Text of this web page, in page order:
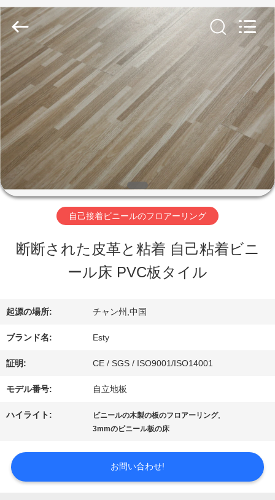
家
へ
製
品
シ
わ
た
し
ち
に
-
2026
JIANGSU
ESTY
BUILDING
MATERIALS
CO.,LTD.
All
Rights
Reserved.
Developed
ECER
自己接着ビニールのフロアーリング
断断された皮革と粘着 自己粘着ビニ
ール床 PVC板タイル
起源の場所: チャン州,中国
ブランド名: Esty
証明: CE / SGS / ISO9001/ISO14001
モデル番号: 自立地板
ハイライト: ビニールの木製の板のフロアーリング,
3mmのビニール板の床
お問い合わせ!